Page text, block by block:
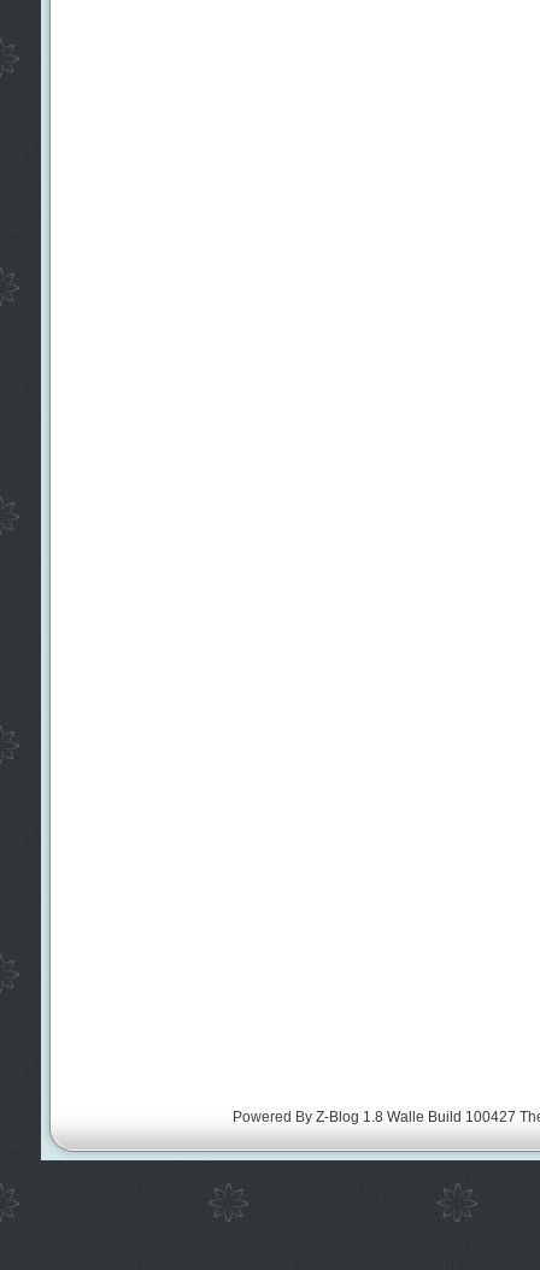
Powered By Z-Blog 1.8 Walle Build 100427